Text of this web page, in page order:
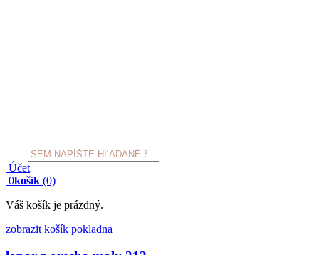
Products
search
Účet
0košík (0)
Váš košík je prázdný.
zobrazit košík pokladna